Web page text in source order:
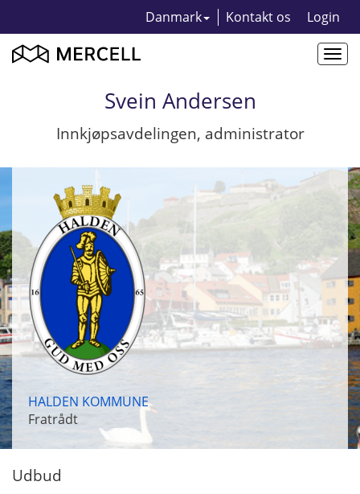
Danmark Kontakt os Login
Svein Andersen
Innkjøpsavdelingen, administrator
HALDEN KOMMUNE
Fratrådt
Udbud